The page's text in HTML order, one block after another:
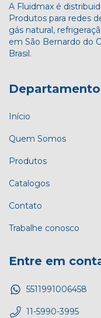
A Fluidmax é
Produtos para redes
gás natural,
em São Bernardo do
Brasil.
Início
Quem Somos
Produtos
Catalogos
Contato
Trabalhe conosco
Entre em
5511991006458
11-5990-3995